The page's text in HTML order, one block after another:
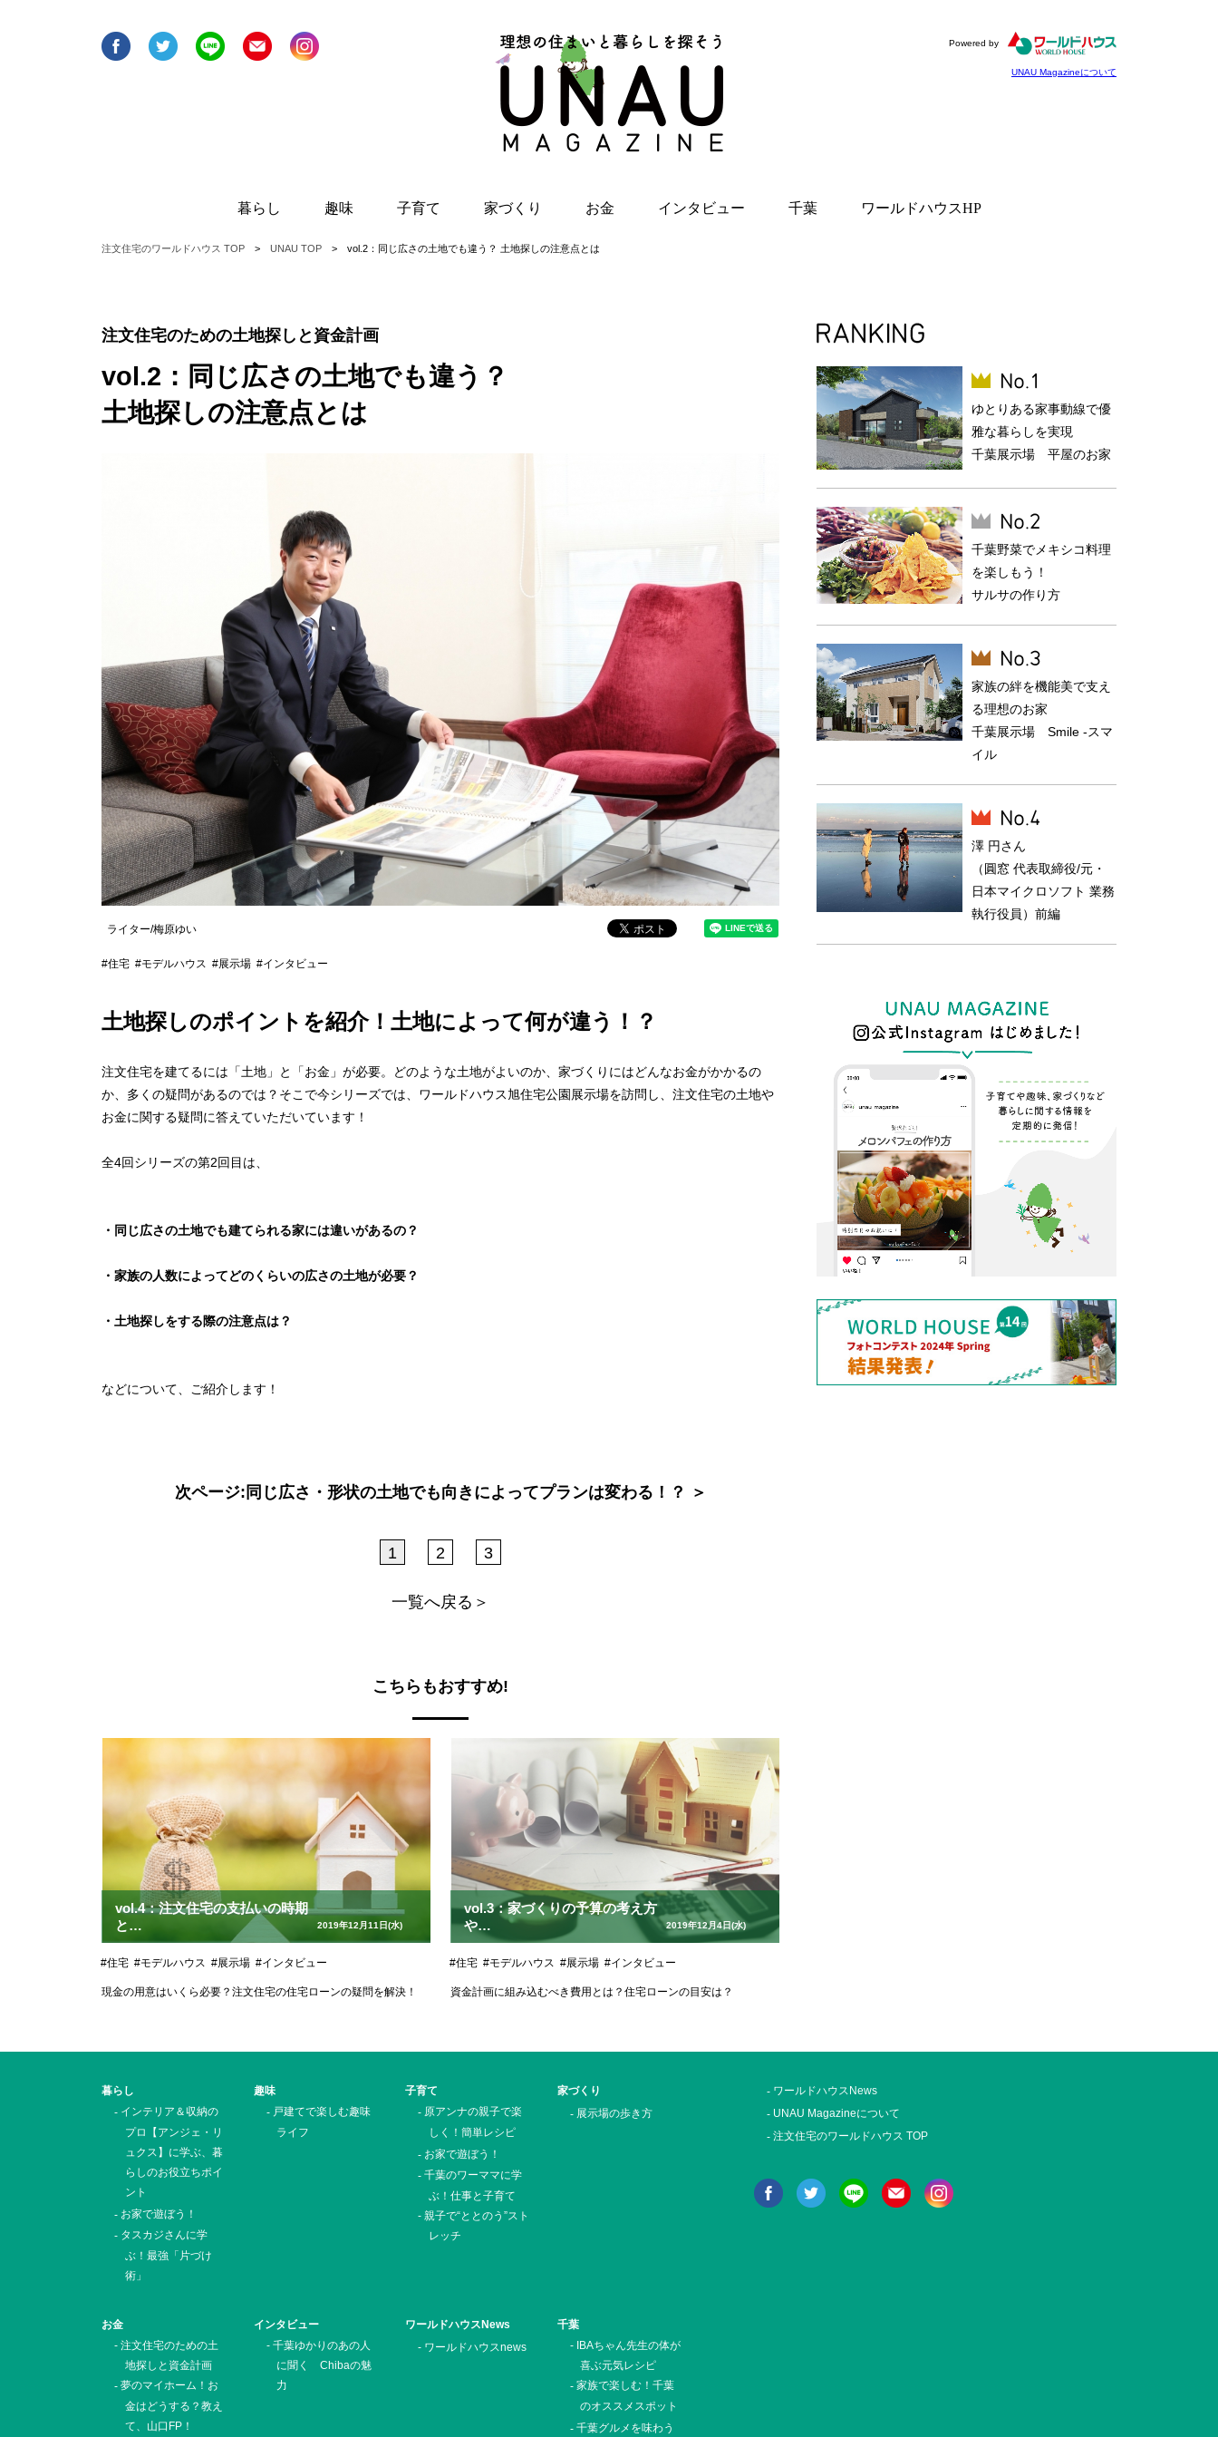
Powered by
UNAU Magazineについて
暮らし
お家で遊ぼう！
タスカジさんに学ぶ！最強
「片づけ術」
趣味 子育て
親子で“ととのう”ストレッチ
家づくり お金 インタビュー 千葉
千葉グルメを味わう
ワールドハウスHP
注文住宅のワールドハウス TOP UNAU TOP vol.2：同じ広さの土地でも違う？ 土地探しの注意点とは
注文住宅のための土地探しと資金計画
vol.2：同じ広さの土地でも違う？
土地探しの注意点とは
ライター/梅原ゆい
#住宅 #モデルハウス #展示場 #インタビュー
土地探しのポイントを紹介！土地によって何が違う！？
注文住宅を建てるには「土地」
と「お金」が必要。どのような土地がよいのか、家づくりにはどんなお金がかかるの
か、多くの疑問があるのでは？そこで今シリーズでは、ワールドハウス旭住宅公園展示場を訪問し、注文住宅の土地や
お金に関する疑問に答えていただいています！
全4回シリーズの第2回目は、
・同じ広さの土地でも建てられる家には違いがあるの？
・家族の人数によってどのくらいの広さの土地が必要？
・土地探しをする際の注意点は？
などについて、ご紹介します！
次ページ:同じ広さ・形状の土地でも向きによってプランは変わる！？ ＞
1 2 3
一覧へ戻る＞
こちらもおすすめ!
vol.4：注文住宅の支払いの時期
と
住宅ローンの選び方
2019年12月11日(水)
#住宅 #モデルハウス #展示場 #インタビュー
現金の用意はいくら必要？注文住宅の住宅ローンの疑問を解決！
vol.3：家づくりの予算の考え方
や
必要になる費用とは？
2019年12月4日(水)
#住宅 #モデルハウス #展示場 #インタビュー
資金計画に組み込むべき費用とは？住宅ローンの目安は？
ゆとりある家事動線で優
雅な暮らしを実現
千葉展示場 平屋のお家
千葉野菜でメキシコ料理
を楽しもう！
サルサの作り方
家族の絆を機能美で支え
る理想のお家
千葉展示場 Smile -スマ
イル
澤 円さん
（圓窓 代表取締役/元・
日本マイクロソフト 業務
執行役員）前編
暮らし
インテリア＆収納の
プロ【アンジェ・リ
ュクス】に学ぶ、暮
らしのお役立ちポイ
ント
お家で遊ぼう！
タスカジさんに学
ぶ！最強「片づけ
術」
趣味
戸建てで楽しむ趣味
ライフ
子育て
原アンナの親子で楽
しく！簡単レシピ
お家で遊ぼう！
千葉のワーママに学
ぶ！仕事と子育て
親子で“ととのう”スト
レッチ
家づくり
展示場の歩き方
お金
注文住宅のための土
地探しと資金計画
夢のマイホーム！お
金はどうする？教え
て、山口FP！
インタビュー
千葉ゆかりのあの人
に聞く Chibaの魅
力
ワールドハウスNews
ワールドハウスnews
千葉
IBAちゃん先生の体が
喜ぶ元気レシピ
家族で楽しむ！千葉
のオススメスポット
千葉グルメを味わう
ワールドハウスNews
UNAU Magazineについて
注文住宅のワールドハウス TOP